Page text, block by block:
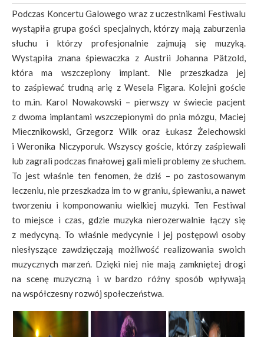
Podczas Koncertu Galowego wraz z uczestnikami Festiwalu
wystąpiła grupa gości specjalnych, którzy mają zaburzenia
słuchu i którzy profesjonalnie zajmują się muzyką.
Wystąpiła znana śpiewaczka z Austrii Johanna Pätzold,
która ma wszczepiony implant. Nie przeszkadza jej
to zaśpiewać trudną arię z Wesela Figara. Kolejni goście
to m.in. Karol Nowakowski – pierwszy w świecie pacjent
z dwoma implantami wszczepionymi do pnia mózgu, Maciej
Miecznikowski, Grzegorz Wilk oraz Łukasz Żelechowski
i Weronika Niczyporuk. Wszyscy goście, którzy zaśpiewali
lub zagrali podczas finałowej gali mieli problemy ze słuchem.
To jest właśnie ten fenomen, że dziś – po zastosowanym
leczeniu, nie przeszkadza im to w graniu, śpiewaniu, a nawet
tworzeniu i komponowaniu wielkiej muzyki. Ten Festiwal
to miejsce i czas, gdzie muzyka nierozerwalnie łączy się
z medycyną. To właśnie medycynie i jej postępowi osoby
niesłyszące zawdzięczają możliwość realizowania swoich
muzycznych marzeń. Dzięki niej nie mają zamkniętej drogi
na scenę muzyczną i w bardzo różny sposób wpływają
na współczesny rozwój społeczeństwa.